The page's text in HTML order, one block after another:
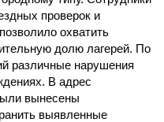
проверок и
охватить
долю лагерей. По
различные нарушения
В адрес
вынесены
выявленные